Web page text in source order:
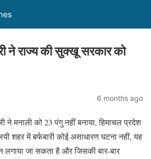
ने राज्य की सुक्खू सरकार को
6 months ago
ने मनाली को 23 पंगु नहीं बनाया, हिमाचल प्रदेश
शहर में बर्फबारी कोई असाधारण घटना नहीं, यह
लगाया जा सकता है और जिसकी बार-बार